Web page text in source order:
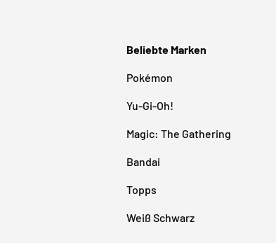
Beliebte Marken
Pokémon
Yu-Gi-Oh!
Magic: The Gathering
Bandai
Topps
Weiß Schwarz